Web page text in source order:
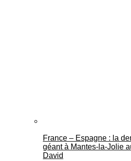
France – Espagne : la
géant à Mantes-la-Jolie
David